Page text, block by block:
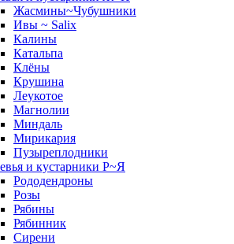
Жасмины~Чубушники
Ивы ~ Salix
Калины
Катальпа
Клёны
Крушина
Леукотое
Магнолии
Миндаль
Мирикария
Пузыреплодники
и кустарники Р~Я
Рододендроны
Розы
Рябины
Рябинник
Сирени